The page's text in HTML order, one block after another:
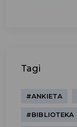
Tagi
#ANKIETA
#BIBLIOTEKA